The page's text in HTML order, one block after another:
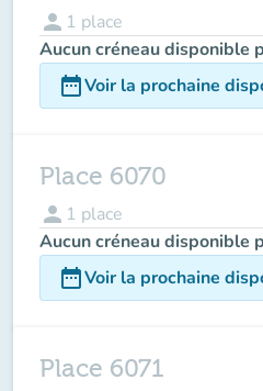
person 1 place
Aucun créneau disponible
date_rangeVoir la prochaine
Place 6070
person 1 place
Aucun créneau disponible
date_rangeVoir la prochaine
Place 6071